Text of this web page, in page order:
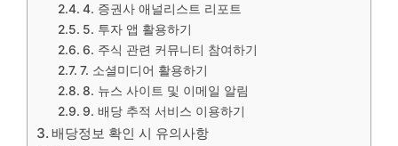
4. 증권사 애널리스트 리포트
5. 투자 앱 활용하기
6. 주식 관련 커뮤니티 참여하기
7. 소셜미디어 활용하기
8. 뉴스 사이트 및 이메일 알림
9. 배당 추적 서비스 이용하기
배당정보 확인 시 유의사항